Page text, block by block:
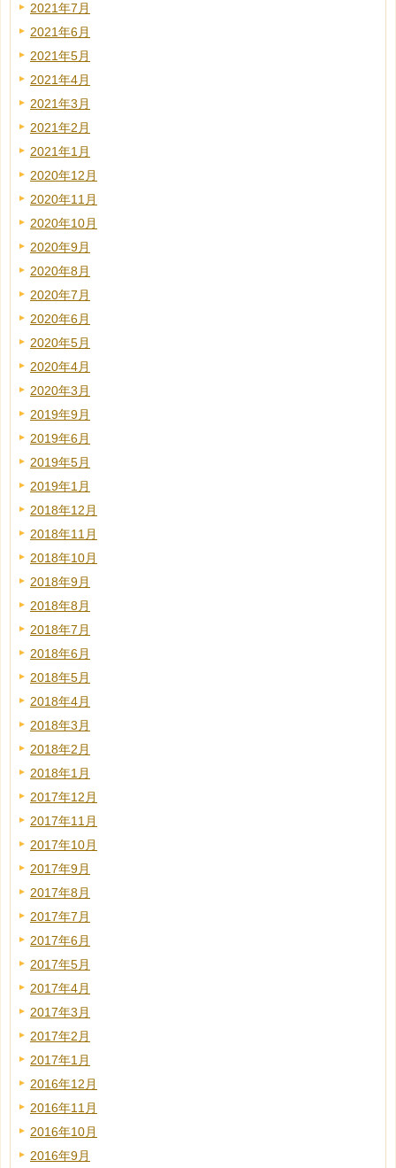
2021年7月
2021年6月
2021年5月
2021年4月
2021年3月
2021年2月
2021年1月
2020年12月
2020年11月
2020年10月
2020年9月
2020年8月
2020年7月
2020年6月
2020年5月
2020年4月
2020年3月
2019年9月
2019年6月
2019年5月
2019年1月
2018年12月
2018年11月
2018年10月
2018年9月
2018年8月
2018年7月
2018年6月
2018年5月
2018年4月
2018年3月
2018年2月
2018年1月
2017年12月
2017年11月
2017年10月
2017年9月
2017年8月
2017年7月
2017年6月
2017年5月
2017年4月
2017年3月
2017年2月
2017年1月
2016年12月
2016年11月
2016年10月
2016年9月